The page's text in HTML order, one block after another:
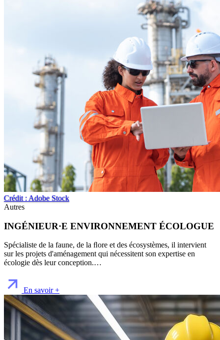
Crédit : Adobe Stock
Autres
INGÉNIEUR·E ENVIRONNEMENT ÉCOLOGUE
Spécialiste de la faune, de la ﬂore et des écosystèmes, il intervient
sur les projets d'aménagement qui nécessitent son expertise en
écologie dès leur conception.…
En savoir +